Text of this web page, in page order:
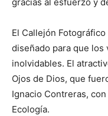
gracias al esfuerzo y
El Callejón
diseñado para que
inolvidables. El
Ojos de Dios, que
Ignacio Contreras,
Ecología.